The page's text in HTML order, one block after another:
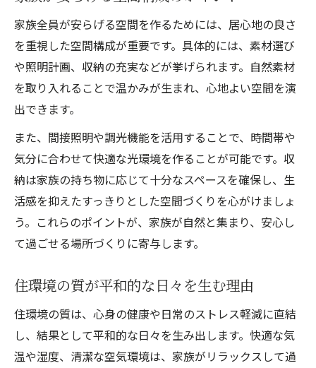
家族全員が安らげる空間を作るためには、居心地の良さ
を重視した空間構成が重要です。具体的には、素材選び
や照明計画、収納の充実などが挙げられます。自然素材
を取り入れることで温かみが生まれ、心地よい空間を演
出できます。
また、間接照明や調光機能を活用することで、時間帯や
気分に合わせて快適な光環境を作ることが可能です。収
納は家族の持ち物に応じて十分なスペースを確保し、生
活感を抑えたすっきりとした空間づくりを心がけましょ
う。これらのポイントが、家族が自然と集まり、安心し
て過ごせる場所づくりに寄与します。
住環境の質が平和的な日々を生む理由
住環境の質は、心身の健康や日常のストレス軽減に直結
し、結果として平和的な日々を生み出します。快適な気
温や湿度、清潔な空気環境は、家族がリラックスして過